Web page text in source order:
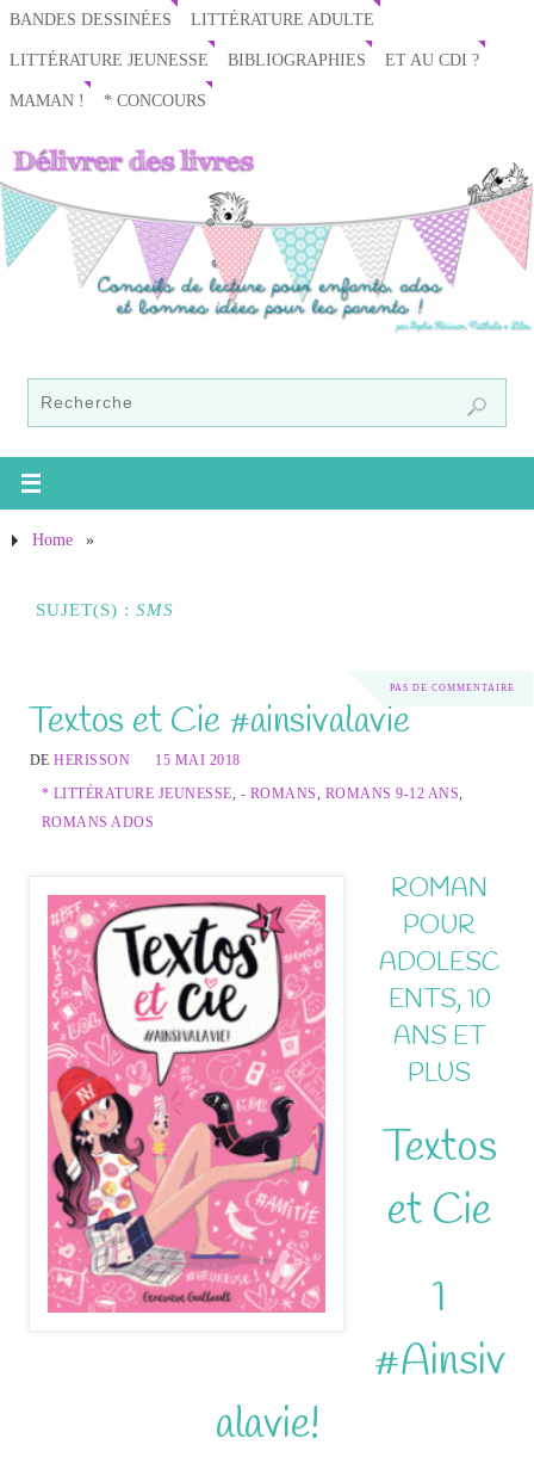
BANDES DESSINÉES LITTÉRATURE ADULTE
LITTÉRATURE JEUNESSE BIBLIOGRAPHIES ET AU CDI ?
MAMAN ! * CONCOURS
Home »
SUJET(S) : SMS
PAS DE COMMENTAIRE
Textos et Cie #ainsivalavie
DEHERISSON
15 MAI 2018
* LITTÉRATURE JEUNESSE, - ROMANS, ROMANS 9-12 ANS,
ROMANS ADOS
ROMAN
POUR
ADOLESC
ENTS, 10
ANS ET
PLUS
Textos
et Cie
1
#Ainsiv
alavie!